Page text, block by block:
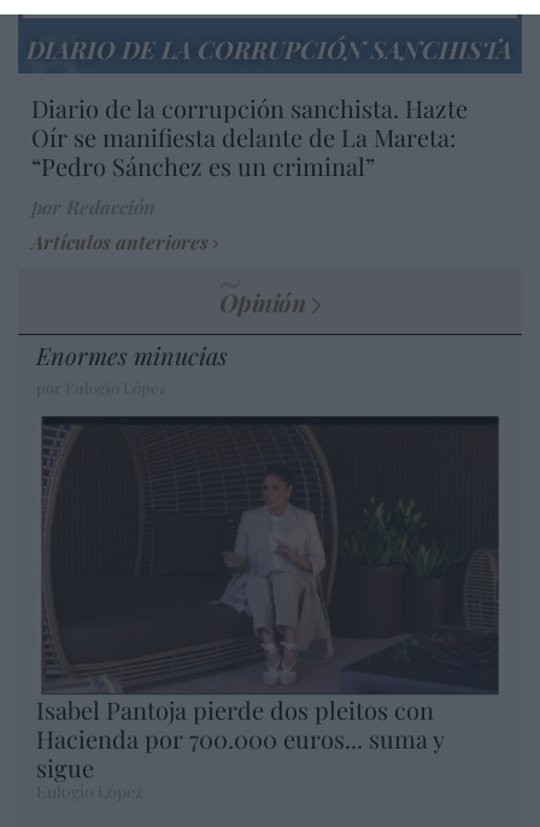
DIARIO DE LA CORRUPCIÓN SANCHISTA
Diario de la corrupción sanchista. Hazte
Oír se manifiesta delante de La Mareta:
“Pedro Sánchez es un criminal”
Artículos anteriores
Opinión
Enormes minucias
Isabel Pantoja pierde dos pleitos con
Hacienda por 700.000 euros... suma y
sigue